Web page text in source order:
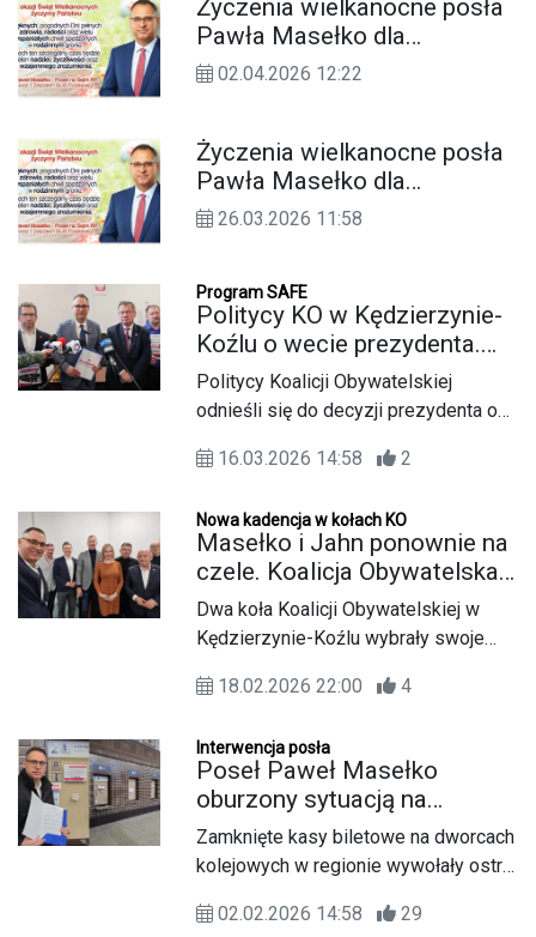
Odbudowy, ma znacząco poprawić
jakość leczenia oraz dostęp do
specjalistycznych świadczeń dla
Życzenia wielkanocne posła
Pawła Masełko dla
Czytelników KK24.pl
02.04.2026 12:22
Życzenia wielkanocne posła
Pawła Masełko dla
Czytelników KK24.pl
26.03.2026 11:58
Program SAFE
Politycy KO w Kędzierzynie-
Koźlu o wecie prezydenta.
„Nie ma czasu czekać z
dozbrajaniem Polski”
Politycy Koalicji Obywatelskiej
odnieśli się do decyzji prezydenta o
programem SAFE. Podczas
Koźlu poseł Paweł Masełko, senator
Beniamin Godyla oraz radny miejski
Michał Nowak przekonywali, że
decyzja głowy państwa utrudnia
pozyskanie środków na
przemysłu zbrojeniowego.
16.03.2026 14:58 2
Nowa kadencja w kołach KO
Masełko i Jahn ponownie na
czele. Koalicja Obywatelska
w Kędzierzynie-Koźlu
wybrała władze w kołach
Dwa koła Koalicji Obywatelskiej w
Kędzierzynie-Koźlu wybrały swoje
Właśnie odbyło się spotkanie
2, a pod koniec stycznia także w tzw.
„starym kole” – Kole Kędzierzyn-
Koźle.
18.02.2026 22:00 4
Interwencja posła
Poseł Paweł Masełko
oburzony sytuacją na
kędzierzyńskim dworcu. Nie
można kupić biletu w kasie,
bo wszystkie są zamknięte
Zamknięte kasy biletowe na dworcach
kolejowych w regionie wywołały ostrą
Parlamentarzysta zapowiada pilne
02.02.2026 14:58 29